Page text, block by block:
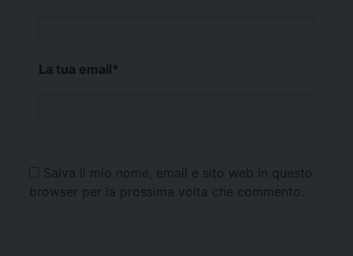
La tua email*
Salva il mio nome, email e sito web in questo
browser per la prossima volta che commento.